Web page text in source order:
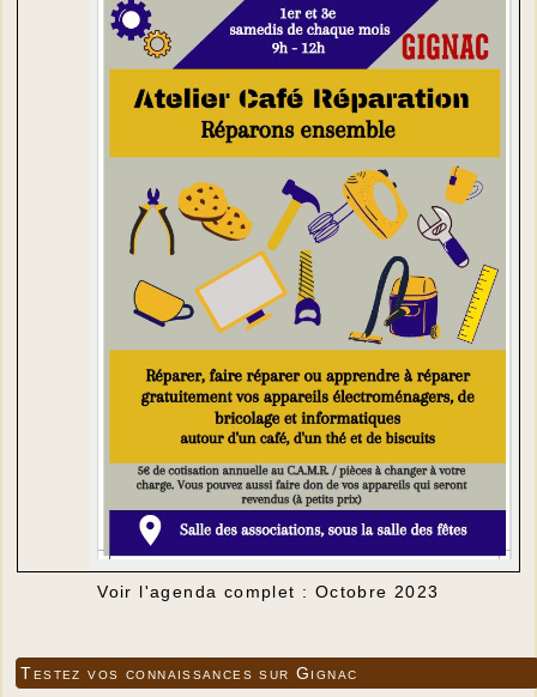
Voir l'agenda complet : Octobre 2023
Testez vos connaissances sur Gignac